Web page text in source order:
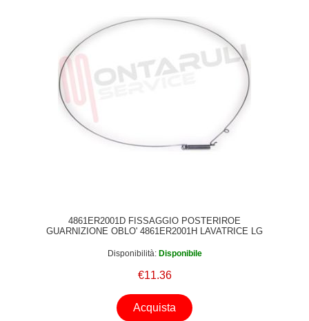
4861ER2001D FISSAGGIO POSTERIROE
GUARNIZIONE OBLO' 4861ER2001H LAVATRICE LG
Disponibilità: Disponibile
€11.36
Acquista